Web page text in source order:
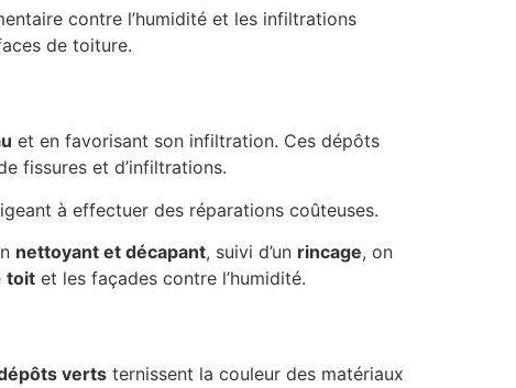
contre l’humidité et les infiltrations
de toiture.
et en favorisant son infiltration. Ces dépôts
fissures et d’infiltrations.
à effectuer des réparations coûteuses.
nettoyant et décapant, suivi d’un rincage, on
toit et les façades contre l’humidité.
verts ternissent la couleur des matériaux